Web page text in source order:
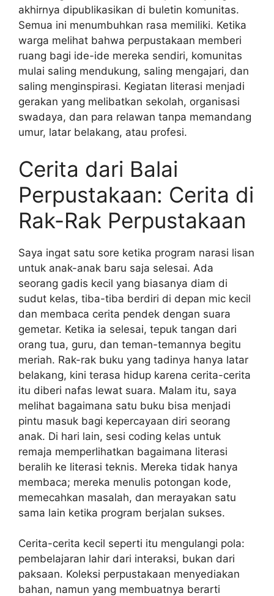
akhirnya dipublikasikan di buletin komunitas.
Semua ini menumbuhkan rasa memiliki. Ketika
warga melihat bahwa perpustakaan memberi
ruang bagi ide-ide mereka sendiri, komunitas
mulai saling mendukung, saling mengajari, dan
saling menginspirasi. Kegiatan literasi menjadi
gerakan yang melibatkan sekolah, organisasi
swadaya, dan para relawan tanpa memandang
umur, latar belakang, atau profesi.
Cerita dari Balai
Perpustakaan: Cerita di
Rak-Rak Perpustakaan
Saya ingat satu sore ketika program narasi lisan
untuk anak-anak baru saja selesai. Ada
seorang gadis kecil yang biasanya diam di
sudut kelas, tiba-tiba berdiri di depan mic kecil
dan membaca cerita pendek dengan suara
gemetar. Ketika ia selesai, tepuk tangan dari
orang tua, guru, dan teman-temannya begitu
meriah. Rak-rak buku yang tadinya hanya latar
belakang, kini terasa hidup karena cerita-cerita
itu diberi nafas lewat suara. Malam itu, saya
melihat bagaimana satu buku bisa menjadi
pintu masuk bagi kepercayaan diri seorang
anak. Di hari lain, sesi coding kelas untuk
remaja memperlihatkan bagaimana literasi
beralih ke literasi teknis. Mereka tidak hanya
membaca; mereka menulis potongan kode,
memecahkan masalah, dan merayakan satu
sama lain ketika program berjalan sukses.
Cerita-cerita kecil seperti itu mengulangi pola:
pembelajaran lahir dari interaksi, bukan dari
paksaan. Koleksi perpustakaan menyediakan
bahan, namun yang membuatnya berarti